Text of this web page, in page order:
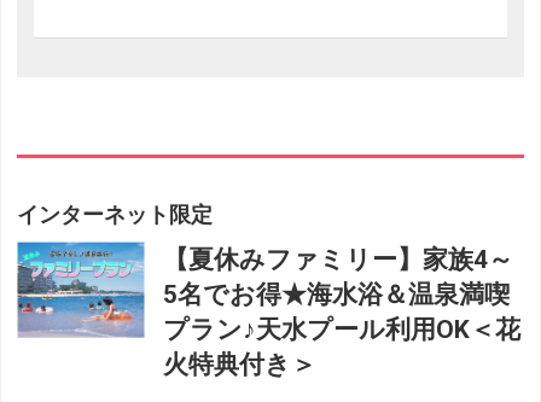
インターネット限定
【夏休みファミリー】家族4～
5名でお得★海水浴＆温泉満喫
プラン♪天水プール利用OK＜花
火特典付き＞